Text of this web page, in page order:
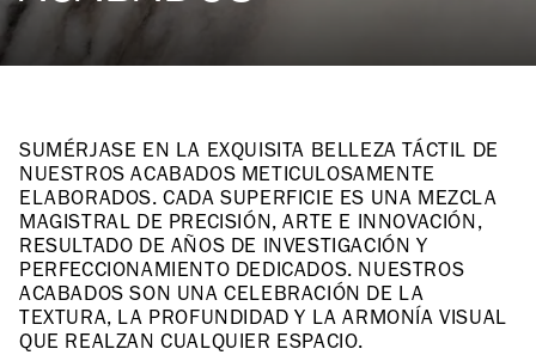
SUMÉRJASE EN LA EXQUISITA BELLEZA TÁCTIL DE
NUESTROS ACABADOS METICULOSAMENTE
ELABORADOS. CADA SUPERFICIE ES UNA MEZCLA
MAGISTRAL DE PRECISIÓN, ARTE E INNOVACIÓN,
RESULTADO DE AÑOS DE INVESTIGACIÓN Y
PERFECCIONAMIENTO DEDICADOS. NUESTROS
ACABADOS SON UNA CELEBRACIÓN DE LA
TEXTURA, LA PROFUNDIDAD Y LA ARMONÍA VISUAL
QUE REALZAN CUALQUIER ESPACIO.